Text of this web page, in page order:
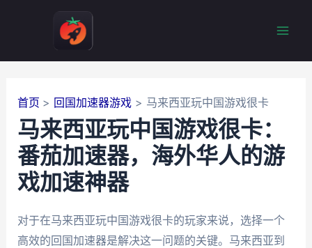
首页 回国加速器游戏 马来西亚玩中国游戏很卡
马来西亚玩中国游戏很卡：
番茄加速器，海外华人的游
戏加速神器
对于在马来西亚玩中国游戏很卡的玩家来说，选择一个
高效的回国加速器是解决这一问题的关键。马来西亚到